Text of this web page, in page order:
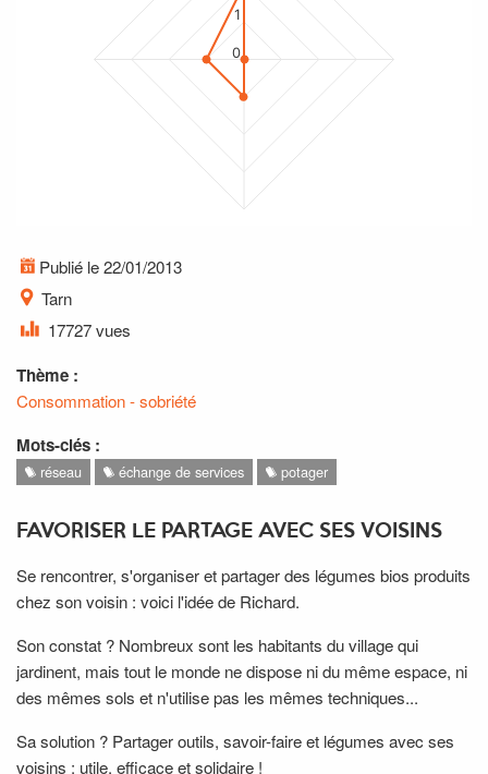
0
1
Publié le 22/01/2013
Tarn
17727 vues
Thème :
Consommation - sobriété
Mots-clés :
réseau échange de services potager
FAVORISER LE PARTAGE AVEC SES VOISINS
Se rencontrer, s'organiser et partager des légumes bios produits
chez son voisin : voici l'idée de Richard.
Son constat ? Nombreux sont les habitants du village qui
jardinent, mais tout le monde ne dispose ni du même espace, ni
des mêmes sols et n'utilise pas les mêmes techniques...
Sa solution ? Partager outils, savoir-faire et légumes avec ses
voisins : utile, efficace et solidaire !